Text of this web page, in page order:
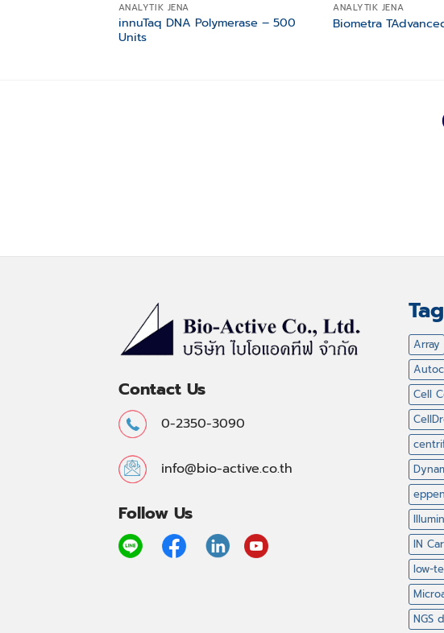
ANALYTIK JENA
innuTaq DNA Polymerase – 500
Units
ANALYTIK JENA
Biometra
Contact Us
0-2350-3090
info@bio-active.co.th
Follow Us
Array
Cell
IN
low-
NGS